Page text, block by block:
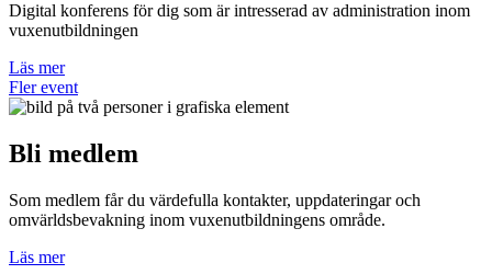
Digital konferens för dig som är intresserad av administration inom
vuxenutbildningen
Läs mer
Fler event
Bli medlem
Som medlem får du värdefulla kontakter, uppdateringar och
omvärldsbevakning inom vuxenutbildningens område.
Läs mer